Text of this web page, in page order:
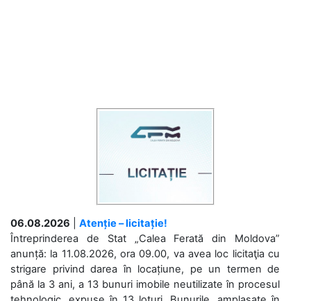
06.08.2026
Atenție – licitație!
Întreprinderea de Stat „Calea Ferată din Moldova”
anunță: la 11.08.2026, ora 09.00, va avea loc licitaţia cu
strigare privind darea în locațiune, pe un termen de
până la 3 ani, a 13 bunuri imobile neutilizate în procesul